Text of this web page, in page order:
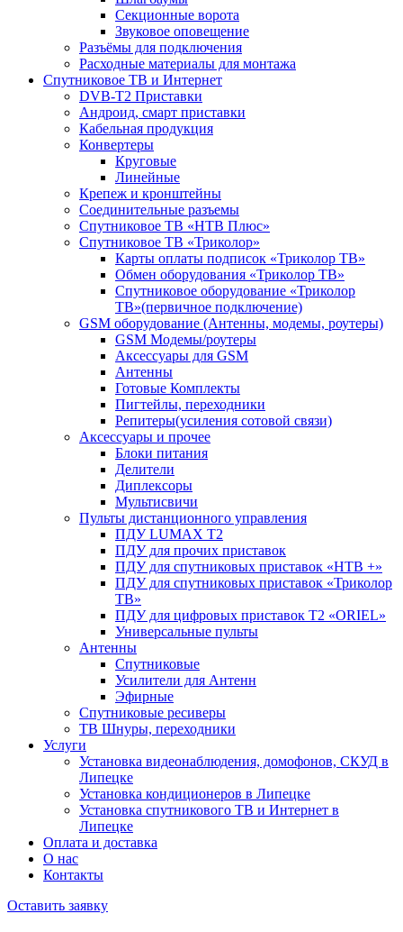
Секционные ворота
Звуковое оповещение
Разъёмы для подключения
Расходные материалы для монтажа
Спутниковое ТВ и Интернет
DVB-Т2 Приставки
Андроид, смарт приставки
Кабельная продукция
Конвертеры
Круговые
Линейные
Крепеж и кронштейны
Соединительные разъемы
Спутниковое ТВ «НТВ Плюс»
Спутниковое ТВ «Триколор»
Карты оплаты подписок «Триколор ТВ»
Обмен оборудования «Триколор ТВ»
Спутниковое оборудование «Триколор
ТВ»(первичное подключение)
GSM оборудование (Антенны, модемы, роутеры)
GSM Модемы/роутеры
Аксессуары для GSM
Антенны
Готовые Комплекты
Пигтейлы, переходники
Репитеры(усиления сотовой связи)
Аксессуары и прочее
Блоки питания
Делители
Диплексоры
Мультисвичи
Пульты дистанционного управления
ПДУ LUMAX Т2
ПДУ для прочих приставок
ПДУ для спутниковых приставок «НТВ +»
ПДУ для спутниковых приставок «Триколор
ТВ»
ПДУ для цифровых приставок Т2 «ORIEL»
Универсальные пульты
Антенны
Спутниковые
Усилители для Антенн
Эфирные
Спутниковые ресиверы
ТВ Шнуры, переходники
Услуги
Установка видеонаблюдения, домофонов, СКУД в
Липецке
Установка кондиционеров в Липецке
Установка спутникового ТВ и Интернет в
Липецке
Оплата и доставка
О нас
Контакты
Оставить заявку